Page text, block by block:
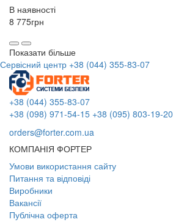
В наявності
8 775грн
Показати більше
Сервісний центр +38 (044) 355-83-07
+38 (044) 355-83-07
+38 (098) 971-54-15 +38 (095) 803-19-20
orders@forter.com.ua
КОМПАНІЯ ФОРТЕР
Умови використання сайту
Питання та відповіді
Виробники
Вакансії
Публічна оферта